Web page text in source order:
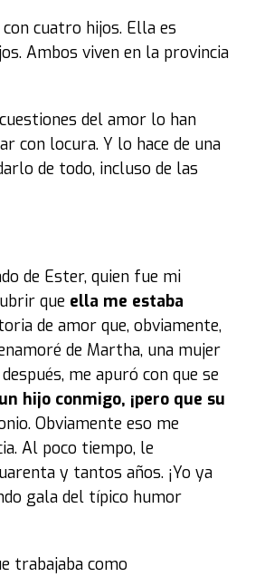
cuatro hijos. Ella es
Ambos viven en la provincia
del amor lo han
con locura. Y lo hace de una
de todo, incluso de las
de Ester, quien fue mi
que ella me estaba
de amor que, obviamente,
de Martha, una mujer
me apuró con que se
hijo conmigo, ¡pero que su
Obviamente eso me
Al poco tiempo, le
y tantos años. ¡Yo ya
gala del típico humor
trabajaba como